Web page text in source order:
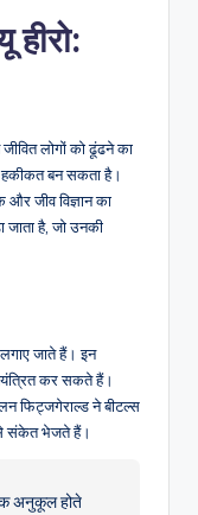
लोगों को ढूंढने का
हकीकत बन सकता है।
जीव विज्ञान का
जाता है, जो उनकी
जाते हैं। इन
कर सकते हैं।
फिट्जगेराल्ड ने बीटल्स
से संकेत भेजते हैं।
अनुकूल होते